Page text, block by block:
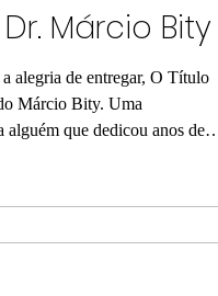
Márcio Bity
alegria de entregar, O Título
Márcio Bity. Uma
alguém que dedicou anos de
tornando-se referência pela